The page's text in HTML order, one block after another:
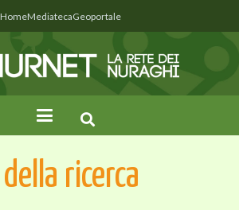
HomeMediatecaGeoportale
ricerca